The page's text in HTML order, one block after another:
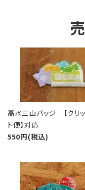
高水三山バッジ 【クリ
ト便】対応
550円(税込)